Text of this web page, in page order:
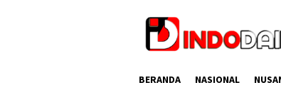
BERANDA NASIONAL